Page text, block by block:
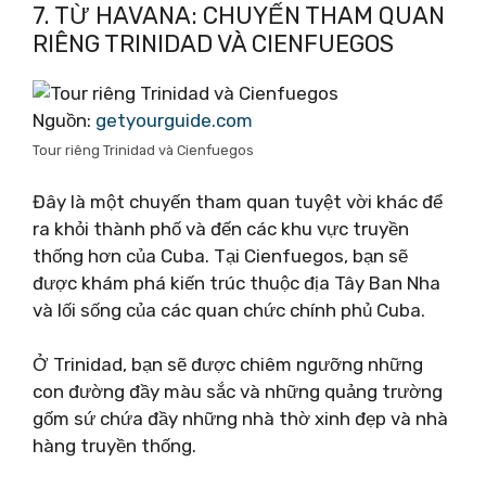
7. TỪ HAVANA: CHUYẾN THAM QUAN
RIÊNG TRINIDAD VÀ CIENFUEGOS
Nguồn: getyourguide.com
Tour riêng Trinidad và Cienfuegos
Đây là một chuyến tham quan tuyệt vời khác để
ra khỏi thành phố và đến các khu vực truyền
thống hơn của Cuba. Tại Cienfuegos, bạn sẽ
được khám phá kiến ​​trúc thuộc địa Tây Ban Nha
và lối sống của các quan chức chính phủ Cuba.
Ở Trinidad, bạn sẽ được chiêm ngưỡng những
con đường đầy màu sắc và những quảng trường
gốm sứ chứa đầy những nhà thờ xinh đẹp và nhà
hàng truyền thống.